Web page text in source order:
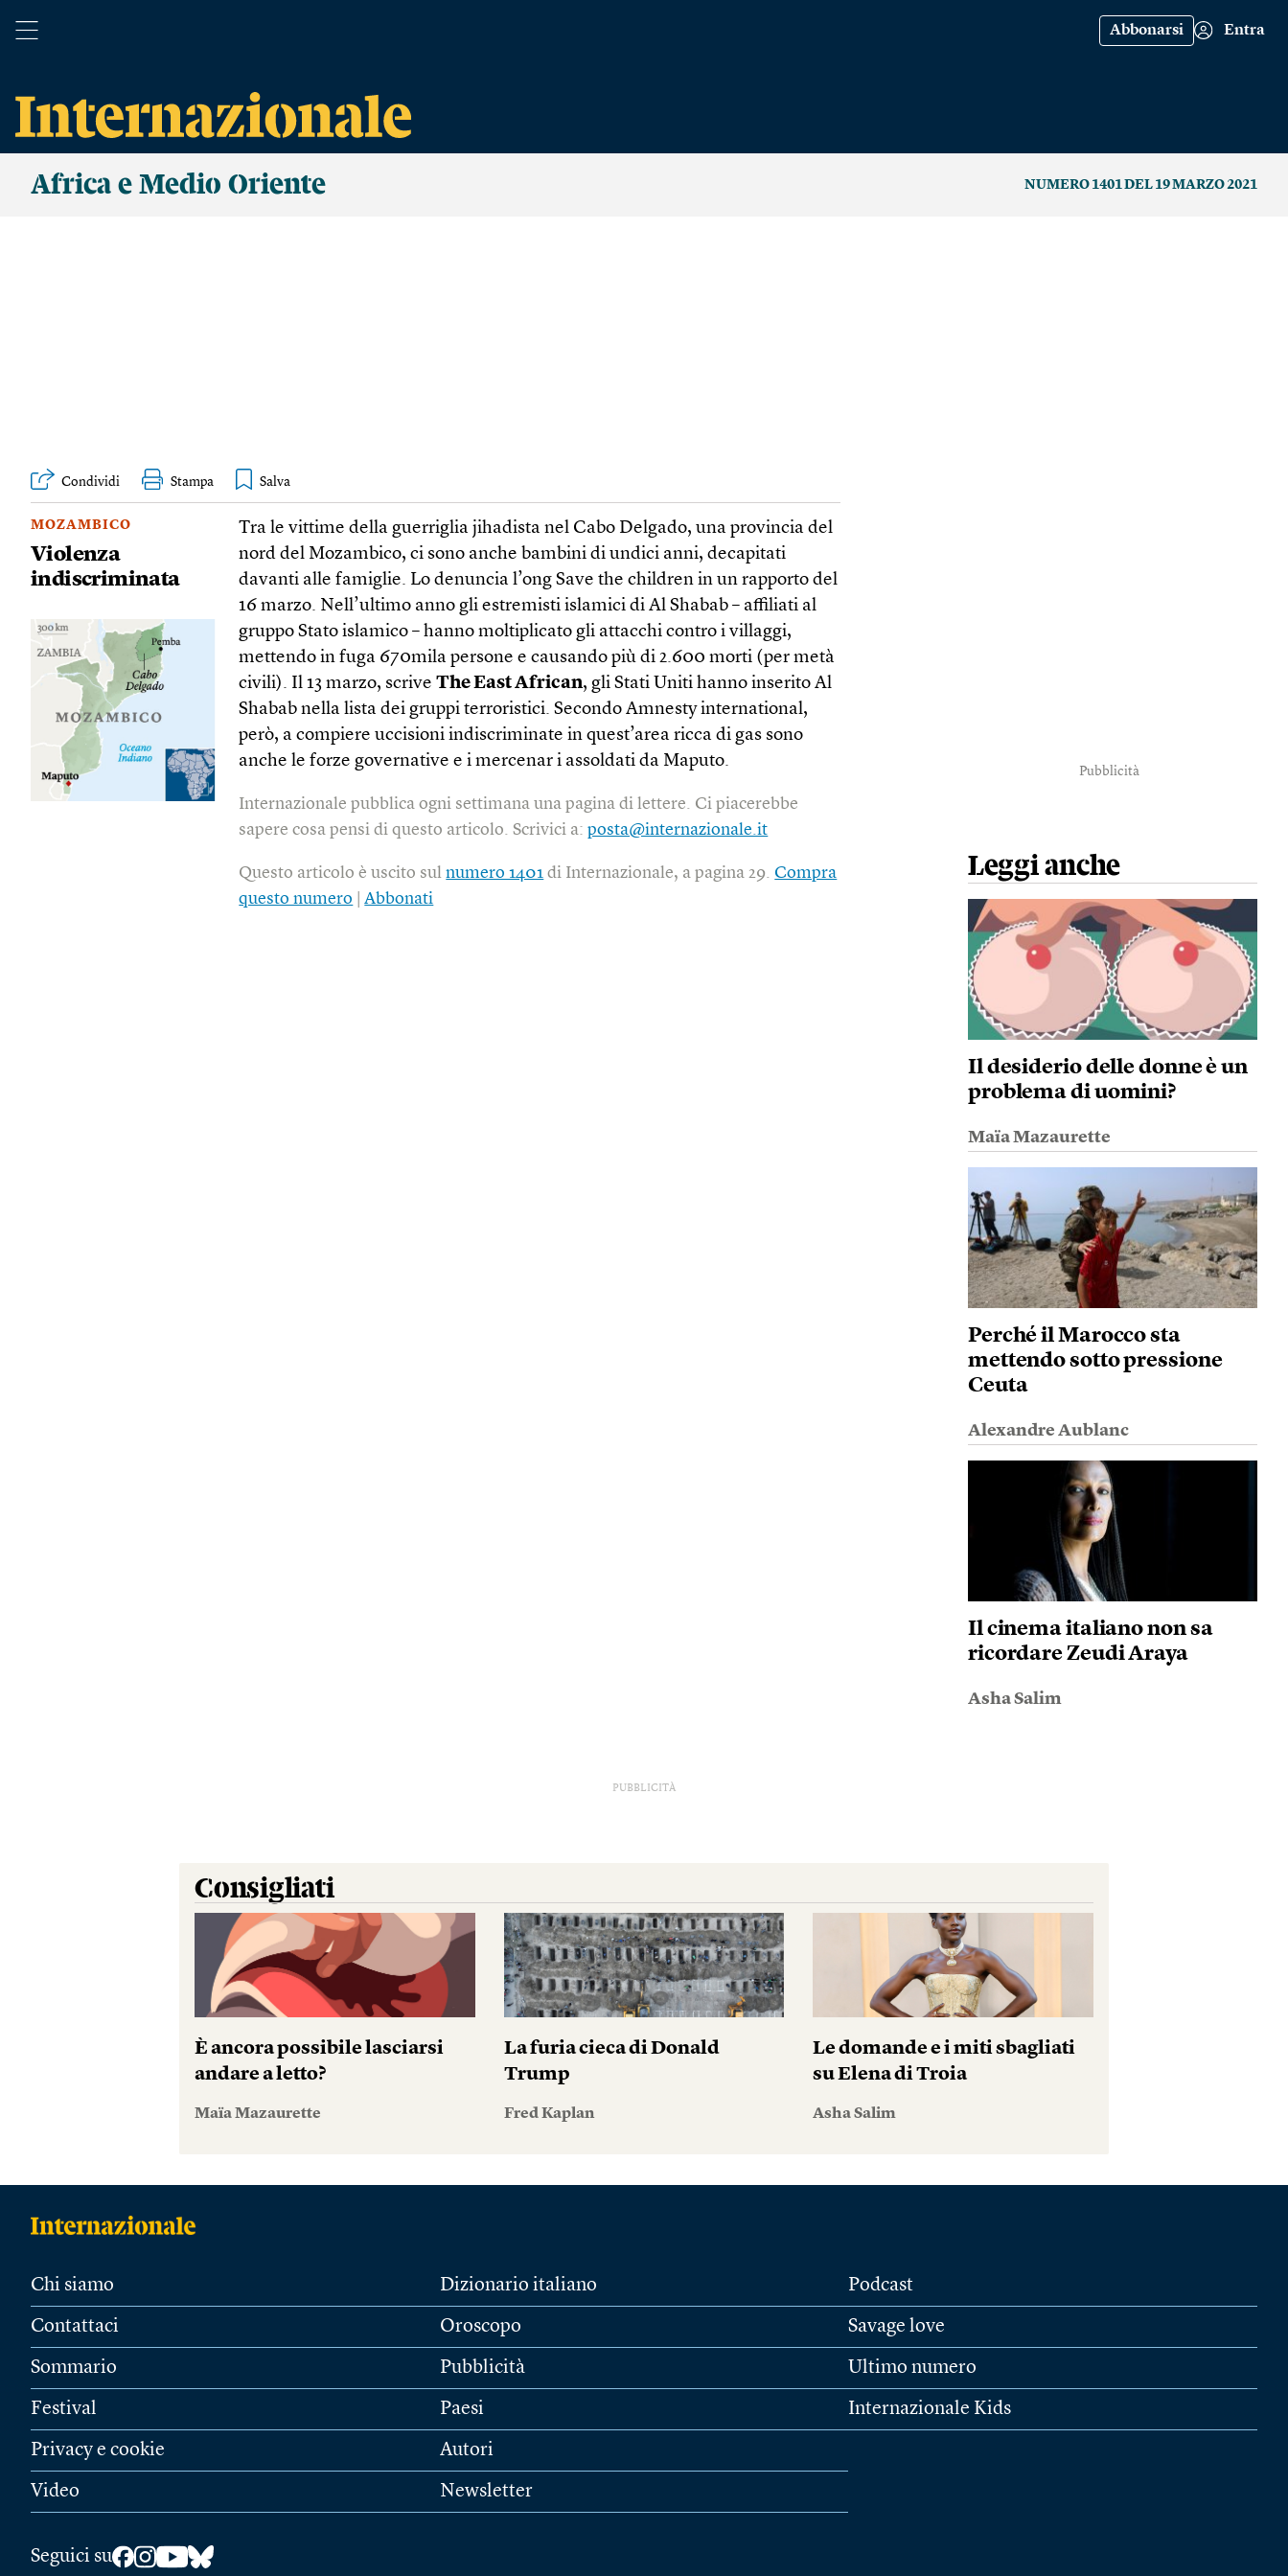
Abbonarsi Entra
Africa e Medio Oriente NUMERO 1401 DEL 19 MARZO 2021
Condividi Stampa
MOZAMBICO
Violenza
indiscriminata
Tra le vittime della guerriglia jihadista nel Cabo Delgado, una provincia del
nord del Mozambico, ci sono anche bambini di undici anni, decapitati
davanti alle famiglie. Lo denuncia l’ong Save the children in un rapporto del
16 marzo. Nell’ultimo anno gli estremisti islamici di Al Shabab – affiliati al
gruppo Stato islamico – hanno moltiplicato gli attacchi contro i villaggi,
mettendo in fuga 670mila persone e causando più di 2.600 morti (per metà
civili). Il 13 marzo, scriveThe East African, gli Stati Uniti hanno inserito Al
Shabab nella lista dei gruppi terroristici. Secondo Amnesty international,
però, a compiere uccisioni indiscriminate in quest’area ricca di gas sono
anche le forze governative e i mercenar i assoldati da Maputo.
Internazionale pubblica ogni settimana una pagina di lettere. Ci piacerebbe
sapere cosa pensi di questo articolo. Scrivici a:posta@internazionale.it
Questo articolo è uscito sulnumero 1401 di Internazionale, a pagina 29.Compra
questo numero |Abbonati
Pubblicità
Leggi anche
Il desiderio delle donne è un
problema di uomini?
Maïa Mazaurette
Perché il Marocco sta
mettendo sotto pressione
Ceuta
Alexandre Aublanc
Il cinema italiano non sa
ricordare Zeudi Araya
Asha Salim
PUBBLICITÀ
Consigliati
È ancora possibile lasciarsi
andare a letto?
Maïa Mazaurette
La furia cieca di Donald
Trump
Fred Kaplan
Le domande e i miti sbagliati
su Elena di Troia
Asha Salim
Chi siamo
Contattaci
Sommario
Festival
Privacy e cookie
Video
Dizionario italiano
Oroscopo
Pubblicità
Paesi
Autori
Newsletter
Podcast
Savage love
Ultimo numero
Internazionale Kids
Seguici su